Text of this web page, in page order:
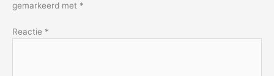
gemarkeerd met *
Reactie *